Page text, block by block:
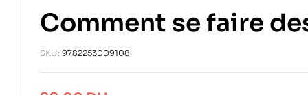
Comment se faire
SKU: 9782253009108